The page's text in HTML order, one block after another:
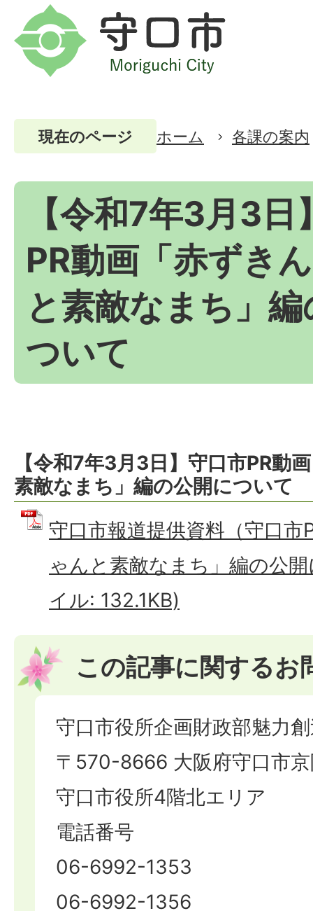
現在のページ ホーム 各課の案内
【令和7年3月3日
PR動画「赤ずき
と素敵なまち」
ついて
【令和7年3月3日】守口市PR動
素敵なまち」編の公開について
守口市報道提供資料（守口市
ゃんと素敵なまち」編の公
イル: 132.1KB)
この記事に関するお
守口市役所企画財政部魅力
〒570-8666 大阪府守口市
守口市役所4階北エリア
電話番号
06-6992-1353
06-6992-1356